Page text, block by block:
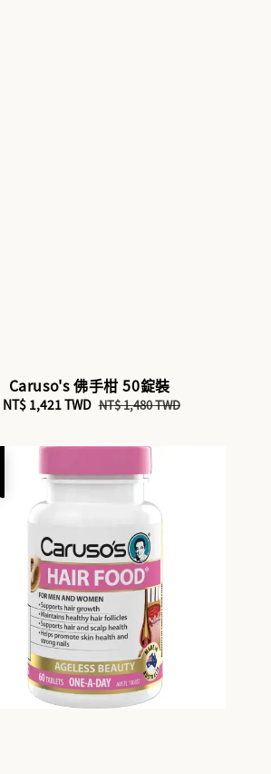
Caruso's 佛手柑 50錠裝
Sale
NT$ 1,421 TWD Regular
NT$ 1,480 TWD